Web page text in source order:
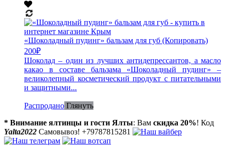
«Шоколадный пудинг» бальзам для губ (Копировать)
200₽
Шоколад – один из лучших антидепрессантов, а масло
какао в составе бальзама «Шоколадный пудинг» –
великолепный косметический продукт с питательными
и защитными...
Распродано Глянуть
* Внимание ялтинцы и гости Ялты: Вам скидка 20%! Код
Yalta2022 Самовывоз! +79787815281